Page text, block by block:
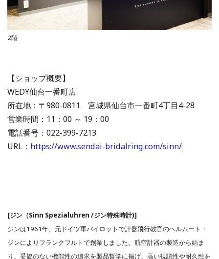
2階
【ショップ概要】
WEDY仙台一番町店
所在地：〒980-0811 宮城県仙台市一番町4丁目4-28
営業時間：11：00 ～ 19：00
電話番号：022-399-7213
URL： https://www.sendai-bridalring.com/sinn/
[ジン（Sinn Spezialuhren /ジン特殊時計)]
ジンは1961年、元ドイツ軍パイロットで計器飛行教官のヘルムート・
ジンによりフランクフルトで創業しました。航空計器の製造から始ま
り、妥協のない機能性の追求を製品哲学に掲げ、高い視認性や耐久性を